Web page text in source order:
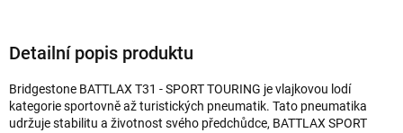
Detailní popis produktu
Bridgestone BATTLAX T31 - SPORT TOURING je vlajkovou lodí
kategorie sportovně až turistických pneumatik. Tato pneumatika
udržuje stabilitu a životnost svého předchůdce, BATTLAX SPORT